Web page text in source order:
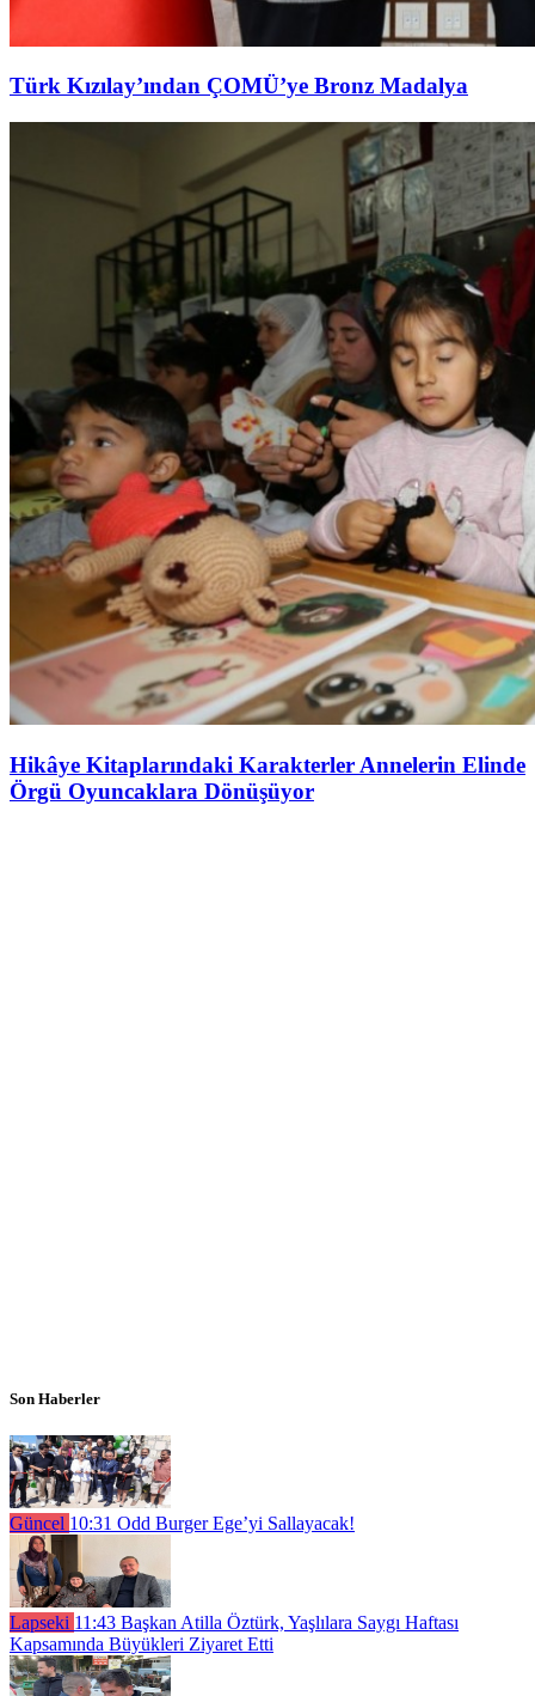
Türk Kızılay’ından ÇOMÜ’ye Bronz Madalya
Hikâye Kitaplarındaki Karakterler Annelerin Elinde
Örgü Oyuncaklara Dönüşüyor
Son Haberler
Güncel 10:31 Odd Burger Ege’yi Sallayacak!
Lapseki 11:43 Başkan Atilla Öztürk, Yaşlılara Saygı Haftası
Kapsamında Büyükleri Ziyaret Etti